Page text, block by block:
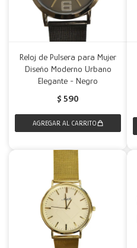
Reloj de Pulsera para Mujer
Diseño Moderno Urbano
Elegante - Negro
$ 590